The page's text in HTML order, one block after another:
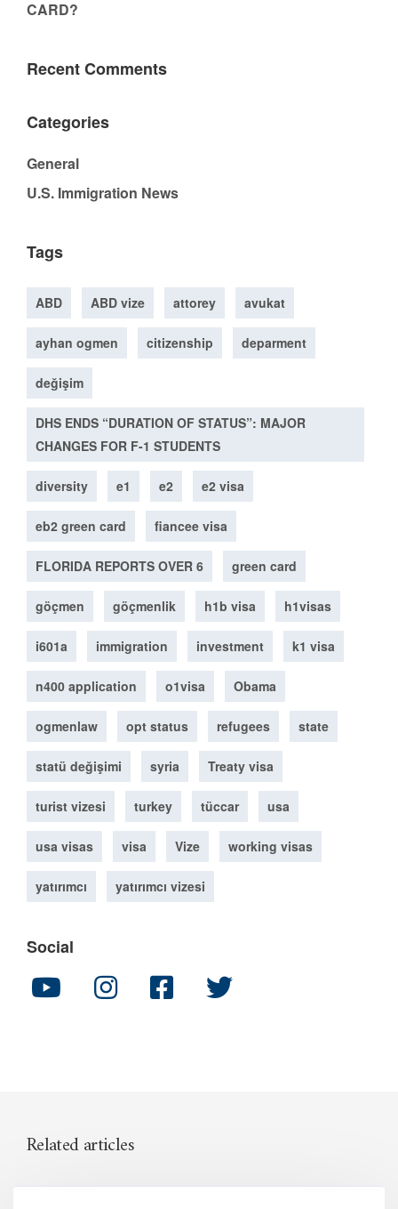
CARD?
Recent Comments
Categories
General
U.S. Immigration News
Tags
ABD ABD vize attorey avukat
ayhan ogmen citizenship deparment
değişim
DHS ENDS “DURATION OF STATUS”: MAJOR
CHANGES FOR F-1 STUDENTS
diversity e1 e2 e2 visa
eb2 green card fiancee visa
FLORIDA REPORTS OVER 6 green card
göçmen göçmenlik h1b visa h1visas
i601a immigration investment k1 visa
n400 application o1visa Obama
ogmenlaw opt status refugees state
statü değişimi syria Treaty visa
turist vizesi turkey tüccar usa
usa visas visa Vize working visas
yatırımcı yatırımcı vizesi
Social
Related articles